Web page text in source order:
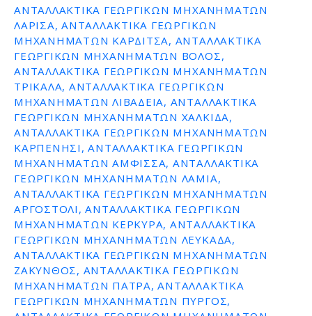
ΑΝΤΑΛΛΑΚΤΙΚΑ ΓΕΩΡΓΙΚΩΝ ΜΗΧΑΝΗΜΑΤΩΝ
ΛΑΡΙΣΑ, ΑΝΤΑΛΛΑΚΤΙΚΑ ΓΕΩΡΓΙΚΩΝ
ΜΗΧΑΝΗΜΑΤΩΝ ΚΑΡΔΙΤΣΑ, ΑΝΤΑΛΛΑΚΤΙΚΑ
ΓΕΩΡΓΙΚΩΝ ΜΗΧΑΝΗΜΑΤΩΝ ΒΟΛΟΣ,
ΑΝΤΑΛΛΑΚΤΙΚΑ ΓΕΩΡΓΙΚΩΝ ΜΗΧΑΝΗΜΑΤΩΝ
ΤΡΙΚΑΛΑ, ΑΝΤΑΛΛΑΚΤΙΚΑ ΓΕΩΡΓΙΚΩΝ
ΜΗΧΑΝΗΜΑΤΩΝ ΛΙΒΑΔΕΙΑ, ΑΝΤΑΛΛΑΚΤΙΚΑ
ΓΕΩΡΓΙΚΩΝ ΜΗΧΑΝΗΜΑΤΩΝ ΧΑΛΚΙΔΑ,
ΑΝΤΑΛΛΑΚΤΙΚΑ ΓΕΩΡΓΙΚΩΝ ΜΗΧΑΝΗΜΑΤΩΝ
ΚΑΡΠΕΝΗΣΙ, ΑΝΤΑΛΛΑΚΤΙΚΑ ΓΕΩΡΓΙΚΩΝ
ΜΗΧΑΝΗΜΑΤΩΝ ΑΜΦΙΣΣΑ, ΑΝΤΑΛΛΑΚΤΙΚΑ
ΓΕΩΡΓΙΚΩΝ ΜΗΧΑΝΗΜΑΤΩΝ ΛΑΜΙΑ,
ΑΝΤΑΛΛΑΚΤΙΚΑ ΓΕΩΡΓΙΚΩΝ ΜΗΧΑΝΗΜΑΤΩΝ
ΑΡΓΟΣΤΟΛΙ, ΑΝΤΑΛΛΑΚΤΙΚΑ ΓΕΩΡΓΙΚΩΝ
ΜΗΧΑΝΗΜΑΤΩΝ ΚΕΡΚΥΡΑ, ΑΝΤΑΛΛΑΚΤΙΚΑ
ΓΕΩΡΓΙΚΩΝ ΜΗΧΑΝΗΜΑΤΩΝ ΛΕΥΚΑΔΑ,
ΑΝΤΑΛΛΑΚΤΙΚΑ ΓΕΩΡΓΙΚΩΝ ΜΗΧΑΝΗΜΑΤΩΝ
ΖΑΚΥΝΘΟΣ, ΑΝΤΑΛΛΑΚΤΙΚΑ ΓΕΩΡΓΙΚΩΝ
ΜΗΧΑΝΗΜΑΤΩΝ ΠΑΤΡΑ, ΑΝΤΑΛΛΑΚΤΙΚΑ
ΓΕΩΡΓΙΚΩΝ ΜΗΧΑΝΗΜΑΤΩΝ ΠΥΡΓΟΣ,